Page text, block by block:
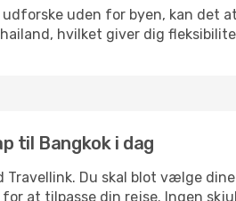
uden for byen, kan det
hvilket giver dig
til Bangkok i dag
Du skal blot vælge
at tilpasse din rejse. Ingen